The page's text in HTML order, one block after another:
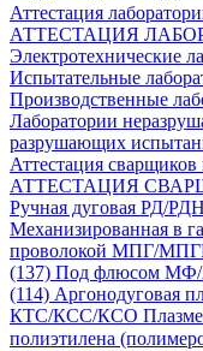
Аттестация
АТТЕСТАЦИЯ
Электротехнические
Испытательные
Производственные
Лаборатории
разрушающих
Аттестация
АТТЕСТАЦИЯ
Ручная дуговая РД/
Механизированная в
проволокой МПГ/
(137) Под флюсом
(114) Аргонодуговая
КТС/КСС/КСО
полиэтилена